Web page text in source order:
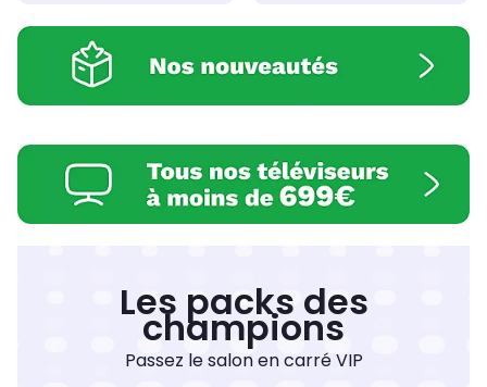
Les packs des
champions
Passez le salon en carré VIP